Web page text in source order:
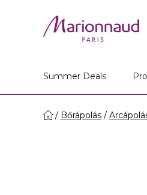
Summer Deals
Bőrápolás